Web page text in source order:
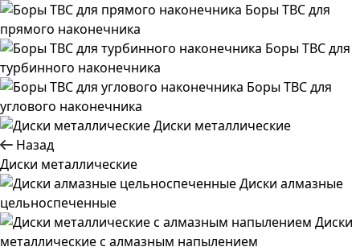
Боры ТВС для
прямого наконечника
Боры ТВС для
турбинного наконечника
Боры ТВС для
углового наконечника
Диски металлические
Назад
Диски металлические
Диски алмазные
цельноспеченные
Диски
металлические с алмазным напылением